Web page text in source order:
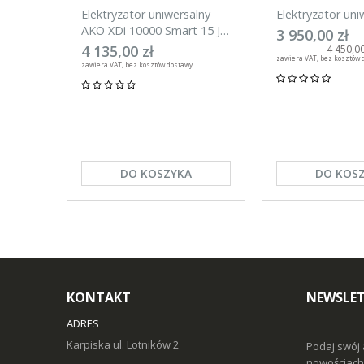
Elektryzator uniwersalny
AKO XDi 10000 Smart 15 J
Aplikacja na telefon
4 135,00 zł
zawiera VAT, bez kosztów dostawy
DO KOSZYKA
Elektryzator
AKO XDi 15000
Aplikacja na
3 950,00 zł
4
zawiera VAT, bez kosztów
DO
KONTAKT
ADRES
Karpiska ul. Lotników 2
Podaj swój